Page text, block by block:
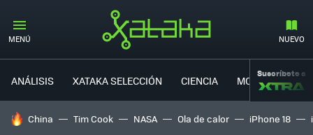
MENÚ NUEVO
ANÁLISIS XATAKA SELECCIÓN CIENCIA MOVILIDAD
Suscríbete a
HOY SE HABLA DE
China Tim Cook NASA Ola de calor iPhone 18